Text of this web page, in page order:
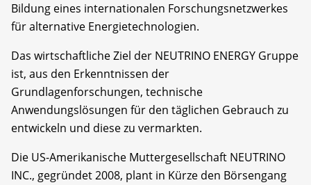
Bildung eines internationalen Forschungsnetzwerkes
für alternative Energietechnologien.
Das wirtschaftliche Ziel der NEUTRINO ENERGY Gruppe
ist, aus den Erkenntnissen der
Grundlagenforschungen, technische
Anwendungslösungen für den täglichen Gebrauch zu
entwickeln und diese zu vermarkten.
Die US-Amerikanische Muttergesellschaft NEUTRINO
INC., gegründet 2008, plant in Kürze den Börsengang